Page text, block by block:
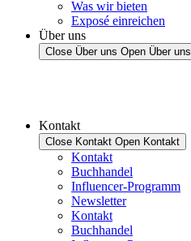
Was wir bieten
Exposé einreichen
Über uns
Close Über uns Open Über uns
Kontakt
Close Kontakt Open Kontakt
Kontakt
Buchhandel
Influencer-Programm
Newsletter
Kontakt
Buchhandel